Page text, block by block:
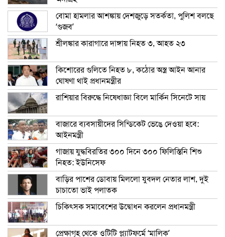
বোমা হামলার আশঙ্কায় দেশজুড়ে সতর্কতা, পুলিশ বলছে
‘গুজব’
শ্রীলঙ্কার কারাগারে দাঙ্গায় নিহত ৩, আহত ২৩
কিশোরের গুলিতে নিহত ৮, কঠোর অস্ত্র আইন আনার
ঘোষণা থাই প্রধানমন্ত্রীর
রাশিয়ার বিরুদ্ধে নিষেধাজ্ঞা বিলে মার্কিন সিনেটে সায়
বাজারে ব্যবসায়ীদের সিন্ডিকেট ভেঙে দেওয়া হবে:
আইনমন্ত্রী
গাজায় যুদ্ধবিরতির ৩০০ দিনে ৩০০ ফিলিস্তিনি শিশু
নিহত: ইউনিসেফ
বাড়ির পাশের ডোবায় মিললো যুবদল নেতার লাশ, দুই
চাচাতো ভাই পলাতক
চিকিৎসক সমাবেশের উদ্বোধন করলেন প্রধানমন্ত্রী
প্রেক্ষাগৃহ থেকে ওটিটি প্ল্যাটফর্মে ‘মালিক’